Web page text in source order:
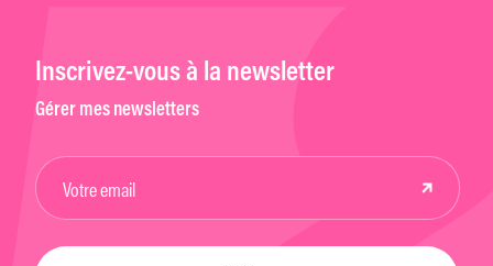
Inscrivez-vous à la newsletter
Gérer mes newsletters